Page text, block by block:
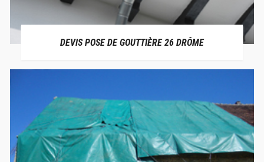
DEVIS POSE DE GOUTTIÈRE 26 DRÔME